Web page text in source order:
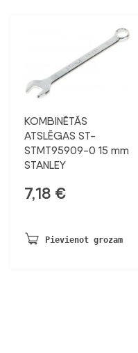
KOMBINĒTĀS
ATSLĒGAS ST-
STMT95909-0 15 mm
STANLEY
7,18 €
Pievienot grozam